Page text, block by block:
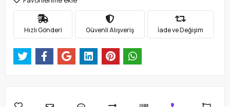
Hızlı Gönderi Güvenli Alışveriş İade ve Değişim